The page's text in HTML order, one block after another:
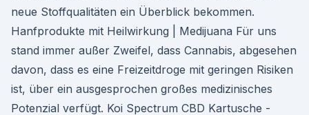
neue Stoffqualitäten ein Überblick bekommen.
Hanfprodukte mit Heilwirkung | Medijuana Für uns
stand immer außer Zweifel, dass Cannabis, abgesehen
davon, dass es eine Freizeitdroge mit geringen Risiken
ist, über ein ausgesprochen großes medizinisches
Potenzial verfügt. Koi Spectrum CBD Kartusche -